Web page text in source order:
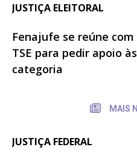
JUSTIÇA ELEITORAL
Fenajufe se reúne
TSE para pedir apoio
categoria
MAIS
JUSTIÇA FEDERAL